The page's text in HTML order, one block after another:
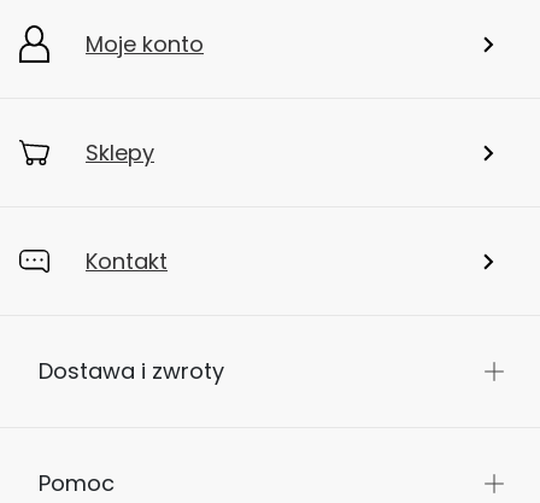
Moje konto
Sklepy
Kontakt
Dostawa i zwroty
Pomoc